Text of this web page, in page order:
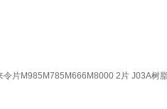
片M985M785M666M8000 2片 J03A树